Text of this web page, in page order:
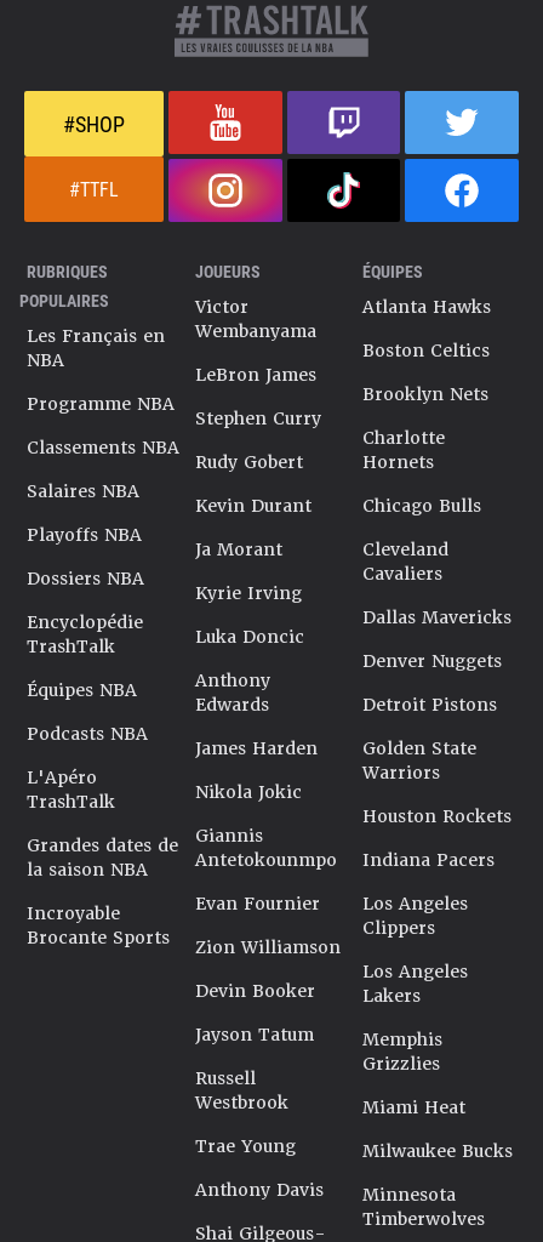
#SHOP
#TTFL
RUBRIQUES
POPULAIRES
Les Français en
NBA
Programme NBA
Classements NBA
Salaires NBA
Playoffs NBA
Dossiers NBA
Encyclopédie
TrashTalk
Équipes NBA
Podcasts NBA
L'Apéro
TrashTalk
Grandes dates de
la saison NBA
Incroyable
Brocante Sports
JOUEURS
Victor
Wembanyama
LeBron James
Stephen Curry
Rudy Gobert
Kevin Durant
Ja Morant
Kyrie Irving
Luka Doncic
Anthony
Edwards
James Harden
Nikola Jokic
Giannis
Antetokounmpo
Evan Fournier
Zion Williamson
Devin Booker
Jayson Tatum
Russell
Westbrook
Trae Young
Anthony Davis
Shai Gilgeous-
ÉQUIPES
Atlanta Hawks
Boston Celtics
Brooklyn Nets
Charlotte
Hornets
Chicago Bulls
Cleveland
Cavaliers
Dallas Mavericks
Denver Nuggets
Detroit Pistons
Golden State
Warriors
Houston Rockets
Indiana Pacers
Los Angeles
Clippers
Los Angeles
Lakers
Memphis
Grizzlies
Miami Heat
Milwaukee Bucks
Minnesota
Timberwolves